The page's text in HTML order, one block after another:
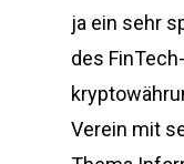
ja ein sehr
des
Verein mit